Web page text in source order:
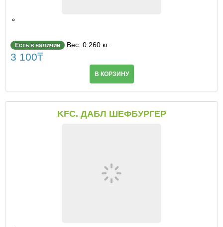
Есть в наличии Вес: 0.260 кг
3 100₸
В КОРЗИНУ
KFC. ДАБЛ ШЕФБУРГЕР